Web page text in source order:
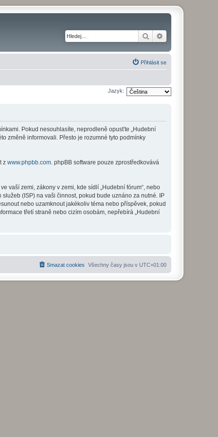
Hledat
Přihlásit se
Jazyk:
Pokud nesouhlasíte, neprodleně opusťte „Hudební
změně informovali. Přesto je rozumné tyto podmínky
z www.phpbb.com. phpBB software pouze zprostředkovává
vaší zemi, zákony v zemi, kde sídlí „Hudební fórum“, nebo
(ISP) na vaši činnost, pokud bude uznáno za nutné. IP
nebo uzamknout jakékoliv téma nebo příspěvek, pokud
třetí straně nebo cizím osobám, nepřebírá „Hudební
Všechny časy jsou v UTC+01:00
Smazat cookies